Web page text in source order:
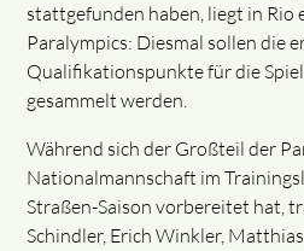
stattgefunden haben, liegt in Rio
Paralympics: Diesmal sollen die
Qualifikationspunkte für die
gesammelt werden.
Während sich der Großteil der
Nationalmannschaft im
Straßen-Saison vorbereitet hat,
Schindler, Erich Winkler,